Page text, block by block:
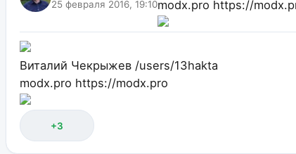
25 февраля 2016, 19:10modx.pro https://
Виталий Чекрыжев /users/13hakta
modx.pro https://modx.pro
+3